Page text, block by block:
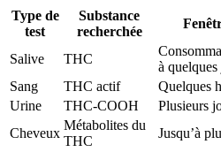
Type de
test
Substance
recherchée
Salive THC
à
Sang
THC actif
Quelques
Urine
THC-COOH
Plusieurs
Cheveux
Métabolites du
THC
Jusqu’à